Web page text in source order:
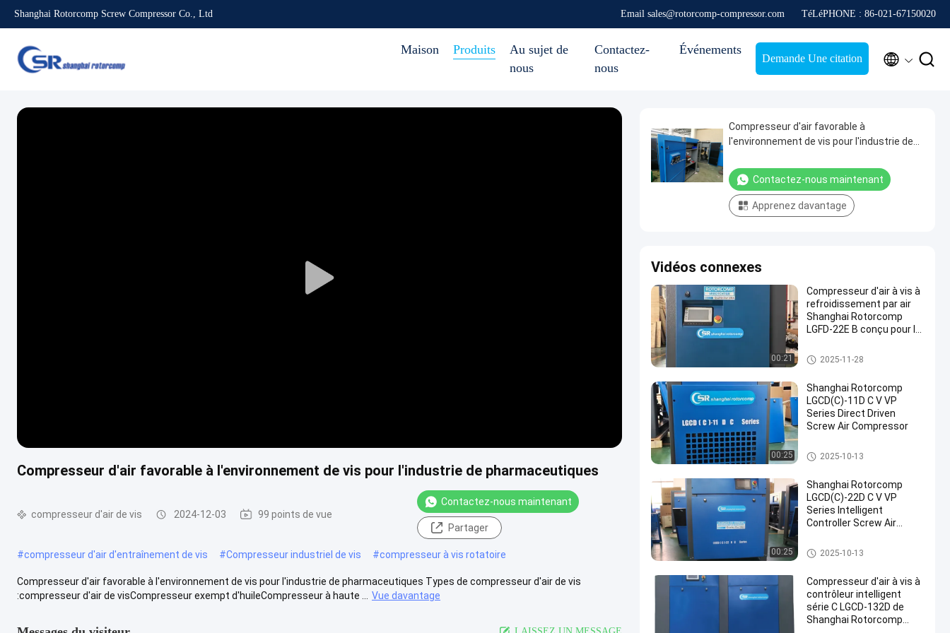
Shanghai Rotorcomp Screw Compressor Co., Ltd Email sales@rotorcomp-compressor.com TéLéPHONE : 86-021-67150020
Maison Produits
Au sujet de
nous
Contactez-
nous
Événements
Demande Une citation  
Play
Compresseur d'air favorable à l'environnement de vis pour l'industrie de pharmaceutiques
compresseur d'air de vis 2024-12-03 99 points de vue
Contactez-nous maintenant
Partager
#compresseur d'air d'entraînement de vis #Compresseur industriel de vis #compresseur à vis rotatoire
Compresseur d'air favorable à l'environnement de vis pour l'industrie de pharmaceutiques Types de compresseur d'air de vis
:compresseur d'air de visCompresseur exempt d'huileCompresseur à haute ...
Vue davantage
LAISSEZ UN MESSAGE
Compresseur d'air favorable à
l'environnement de vis pour l'industrie de
Contactez-nous maintenant
Apprenez davantage
Vidéos connexes
00:21
Compresseur d'air à vis à
refroidissement par air
Shanghai Rotorcomp
LGFD-22E B conçu pour la
industrielle et les
économies d'énergie
compresseur d'air de vis
2025-11-28
00:25
Shanghai Rotorcomp
LGCD(C)-11D C V VP
Series Direct Driven
Screw Air Compressor
compresseur d'air de vis
2025-10-13
00:25
Shanghai Rotorcomp
LGCD(C)-22D C V VP
Series Intelligent
Controller Screw Air
Optimal Energy Savings
compresseur d'air de vis
2025-10-13
Compresseur d'air à vis à
contrôleur intelligent
série C LGCD-132D de
Shanghai Rotorcomp